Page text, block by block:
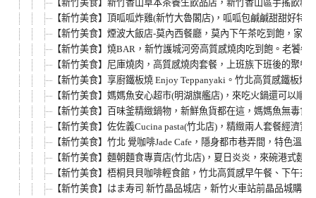
【新竹美食】新竹香山草本茶養生飲品店，新竹香山區手搖飲
【新竹美食】頂呱呱炸雞(新竹大魯閣店)，呱呱包鹹鹹甜甜好
【新竹美食】煙波大飯店-莫內西餐廳，莫內下午茶吃到飽，家
【新竹美食】燒BAR，新竹護城河旁高質感燒肉吃到飽。老饕
【新竹美食】尼庫燒肉，高質感燒肉套餐，上班族下班後的聚
【新竹美食】享廚鐵板燒 Enjoy Teppanyaki。竹北高質感鐵板
【新竹美食】媽媽魚安心超市(明湖旗艦店)，來吃火鍋還可以
【新竹美食】百味釜精緻鍋物，新鮮魚貨都在這，媽媽魚無毒
【新竹美食】佐佐義Cucina pasta(竹北店)，精緻兩人套餐經濟
【新竹美食】竹北 覺咖啡Jade Cafe，隱身都市巷弄間，特色
【新竹美食】麵朝麵食專賣店(竹北店)，夏日炎炎，來碗港式
【新竹美食】梧桐貝貝咖啡輕食館，竹北高質感早午餐、下午
【新竹美食】はま寿司 新竹晶品城店，新竹火車站前晶品城購